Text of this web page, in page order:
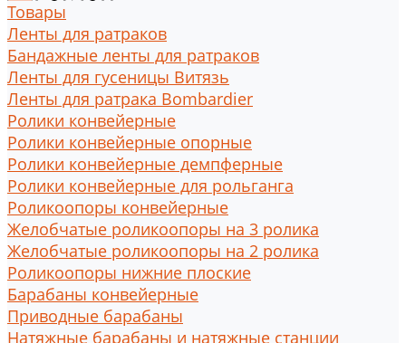
Товары
Ленты для ратраков
Бандажные ленты для ратраков
Ленты для гусеницы Витязь
Ленты для ратрака Bombardier
Ролики конвейерные
Ролики конвейерные опорные
Ролики конвейерные демпферные
Ролики конвейерные для рольганга
Роликоопоры конвейерные
Желобчатые роликоопоры на 3 ролика
Желобчатые роликоопоры на 2 ролика
Роликоопоры нижние плоские
Барабаны конвейерные
Приводные барабаны
Натяжные барабаны и натяжные станции